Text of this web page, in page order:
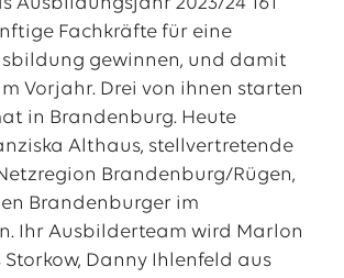
Fachkräfte für eine
gewinnen, und damit
Vorjahr. Drei von ihnen starten
in Brandenburg. Heute
Althaus, stellvertretende
Brandenburg/Rügen,
Brandenburger im
Ihr Ausbilderteam wird Marlon
Danny Ihlenfeld aus
Stellenangebote